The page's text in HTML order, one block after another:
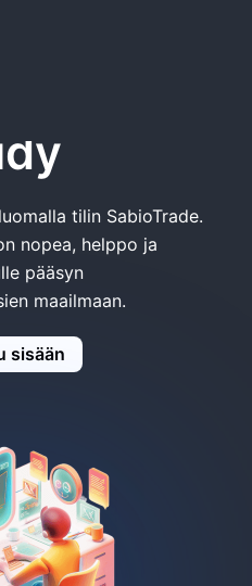
tilin SabioTrade.
nopea, helppo ja
pääsyn
maailmaan.
sisään